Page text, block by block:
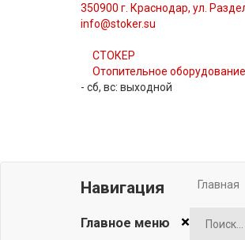
350900 г. Краснодар, ул.
info@stoker.su
СТОКЕР
Отопительное оборудование
- сб, вс: выходной
Навигация
×
Главное меню
Главная